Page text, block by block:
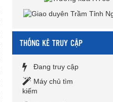
THỐNG KÊ TRUY CẬP
Đang truy cập
Máy chủ tìm
kiếm